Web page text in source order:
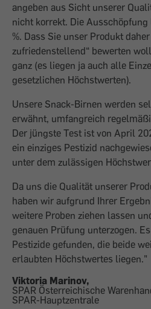
angeben aus Sicht unserer
nicht korrekt. Die
%. Dass Sie unser Produkt
zufriedenstellend“ bewerten
ganz (es liegen ja auch alle
gesetzlichen Höchstwerten).
Unsere Snack-Birnen werden
erwähnt, umfangreich
Der jüngste Test ist von April
ein einziges Pestizid
unter dem zulässigen
Da uns die Qualität unserer
haben wir aufgrund Ihrer
weitere Proben ziehen lassen
genauen Prüfung unterzogen.
Pestizide gefunden, die beide
erlaubten Höchstwertes liegen."
Viktoria Marinov,
SPAR Österreichische
SPAR-Hauptzentrale